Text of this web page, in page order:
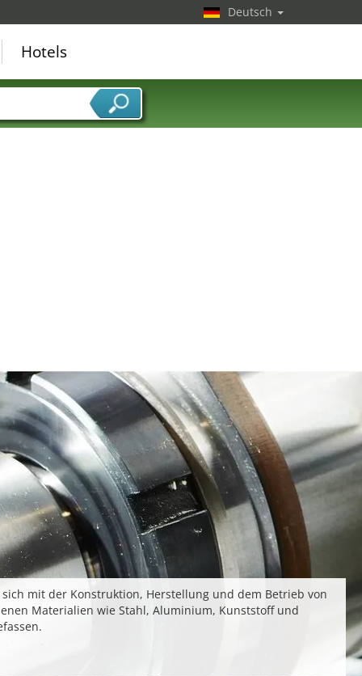
mit der Konstruktion, Herstellung und dem Betrieb von
Materialien wie Stahl, Aluminium, Kunststoff und
Deutsch
Hotels